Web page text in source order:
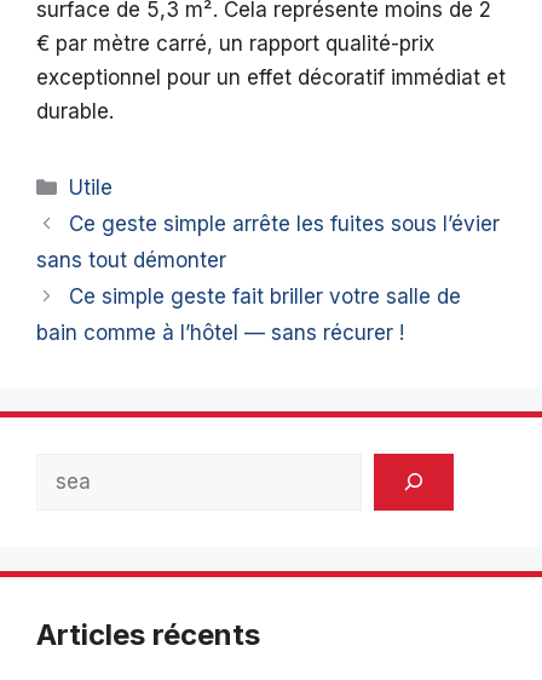
surface de 5,3 m². Cela représente moins de 2
€ par mètre carré, un rapport qualité-prix
exceptionnel pour un effet décoratif immédiat et
durable.
Catégories
Utile
Ce geste simple arrête les fuites sous l’évier
sans tout démonter
Ce simple geste fait briller votre salle de
bain comme à l’hôtel — sans récurer !
Articles récents